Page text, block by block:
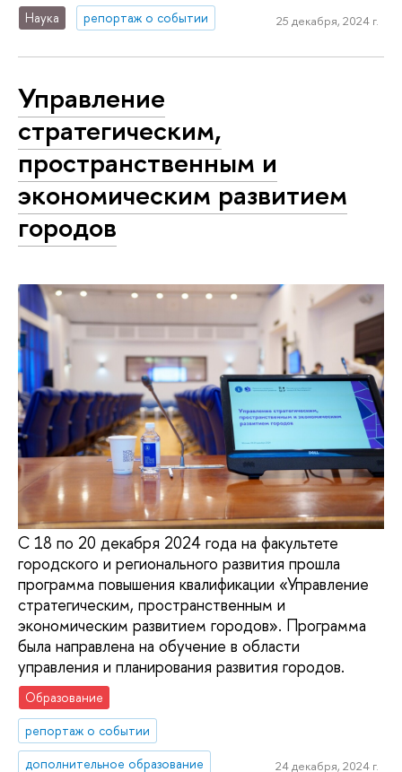
Наука репортаж о событии 25 декабря, 2024 г.
Управление
стратегическим,
пространственным и
экономическим развитием
городов
С 18 по 20 декабря 2024 года на факультете
городского и регионального развития прошла
программа повышения квалификации «Управление
стратегическим, пространственным и
экономическим развитием городов». Программа
была направлена на обучение в области
управления и планирования развития городов.
Образование
репортаж о событии
дополнительное образование
24 декабря, 2024 г.